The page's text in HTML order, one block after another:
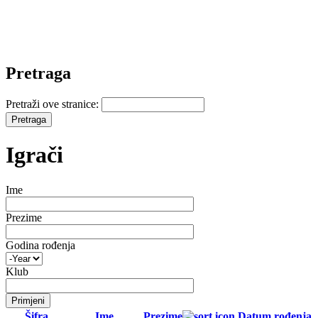
Pretraga
Pretraži ove stranice:
Igrači
Ime
Prezime
Godina rođenja
Klub